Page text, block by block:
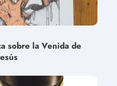
sobre la Venida de